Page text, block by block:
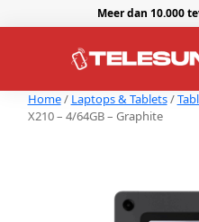
Meer dan 10.000
Home/ Laptops & Tablets/
X210 – 4/64GB – Graphite